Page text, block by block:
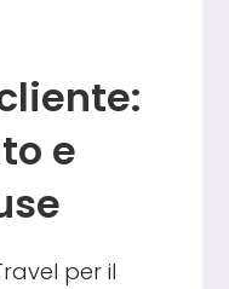
e
per il